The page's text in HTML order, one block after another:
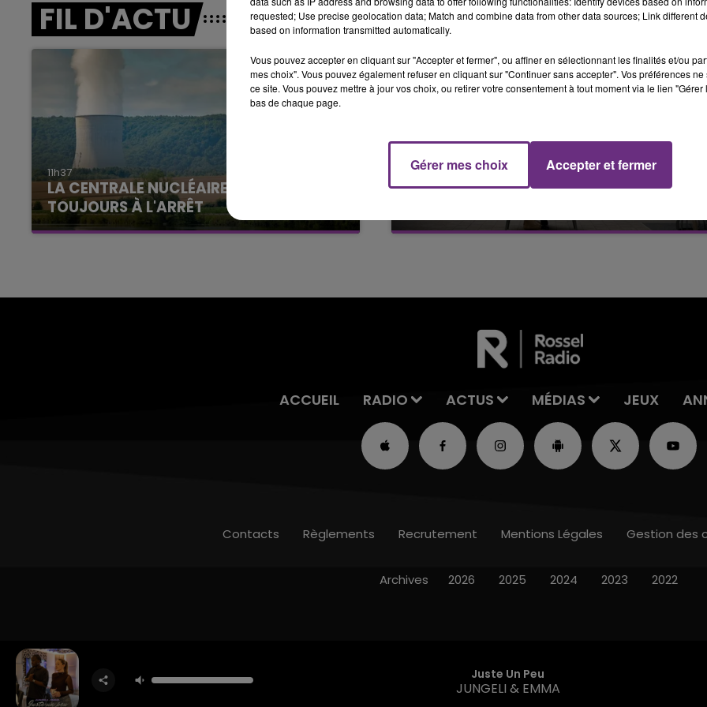
LE BEST OF DE LA FAMILLE
CHAMPAGNE FM
6h00 - 10h00
LA FAMILLE
FIL D'ACTU
11h37
LA CENTRALE NUCLÉAIRE DE CHOOZ
TOUJOURS À L'ARRÊT
Cela fait déjà une semaine que la centrale
10h16
LE MAGASIN JOUÉCLUB DE REIMS FERME
C'était l'une des institutions du centre-ville
6h00 - 10h00
La Famille
10h00 - 14h00
LE TICKET DE CAISSE
ACCUEIL RADIO ACTUS MÉDIAS JEUX
Juste Un Peu
JUNGELI & EMMA
Contacts Règlements Recrutement Mentions Légales Gestion des
Archives 2026 2025 2024 2023 2022
requested; Use precise geolocation data; Match and combine data from other data sources; Link different
based on information transmitted automatically.
Vous pouvez accepter en cliquant sur "Accepter et fermer", ou affiner en sélectionnant les finalités et/ou
mes choix". Vous pouvez également refuser en cliquant sur "Continuer sans accepter". Vos préférences
ce site. Vous pouvez mettre à jour vos choix, ou retirer votre consentement à tout moment via le lien
bas de chaque page.
Gérer mes choix Accepter et fermer